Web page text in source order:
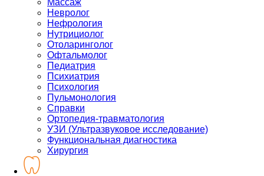
Массаж
Невролог
Нефрология
Нутрициолог
Отоларинголог
Офтальмолог
Педиатрия
Психиатрия
Психология
Пульмонология
Справки
Ортопедия-травматология
УЗИ (Ультразвуковое исследование)
Функциональная диагностика
Хирургия